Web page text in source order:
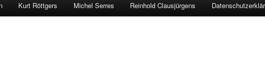
Kurt Röttgers Michel Serres Reinhold Clausjürgens